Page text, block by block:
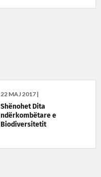
22 MAJ 2017 |
Shënohet Dita
ndërkombëtare e
Biodiversitetit